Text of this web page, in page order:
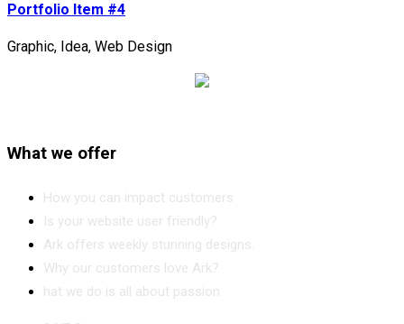
Portfolio Item #4
Graphic, Idea, Web Design
What we offer
How you can impact customers
Is your website user friendly?
Ark offers weekly stunning designs.
Why our customers love Ark?
hat we do is all about passion